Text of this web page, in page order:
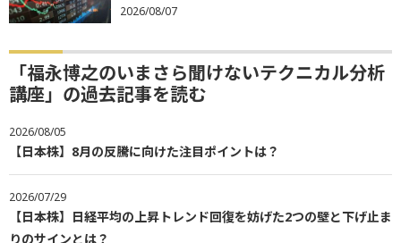
2026/08/07
「福永博之のいまさら聞けないテクニカル分析
講座」の過去記事を読む
2026/08/05
【日本株】8月の反騰に向けた注目ポイントは？
2026/07/29
【日本株】日経平均の上昇トレンド回復を妨げた2つの壁と下げ止ま
りのサインとは？